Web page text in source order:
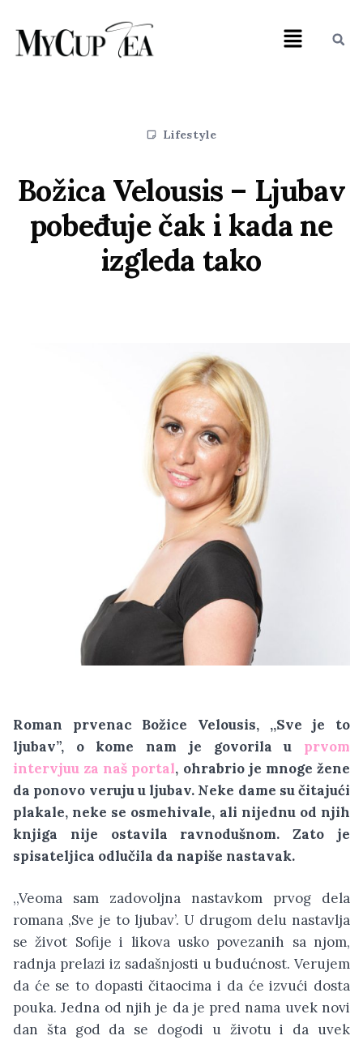
Lifestyle
Božica Velousis – Ljubav
pobeđuje čak i kada ne
izgleda tako
Roman prvenac Božice Velousis, ,,Sve je to
ljubav”, o kome nam je govorila u prvom
intervjuu za naš portal, ohrabrio je mnoge žene
da ponovo veruju u ljubav. Neke dame su čitajući
plakale, neke se osmehivale, ali nijednu od njih
knjiga nije ostavila ravnodušnom. Zato je
spisateljica odlučila da napiše nastavak.
,,Veoma sam zadovoljna nastavkom prvog dela
romana ,Sve je to ljubav’. U drugom delu nastavlja
se život Sofije i likova usko povezanih sa njom,
radnja prelazi iz sadašnjosti u budućnost. Verujem
da će se to dopasti čitaocima i da će izvući dosta
pouka. Jedna od njih je da je pred nama uvek novi
dan šta god da se dogodi u životu i da uvek